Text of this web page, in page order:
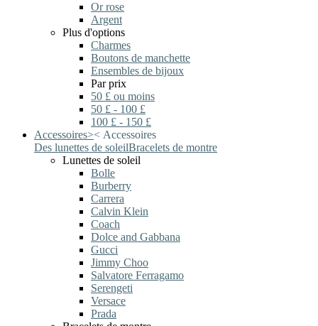
Or rose
Argent
Plus d'options
Charmes
Boutons de manchette
Ensembles de bijoux
Par prix
50 £ ou moins
50 £ - 100 £
100 £ - 150 £
Accessoires>< Accessoires
Des lunettes de soleilBracelets de montre
Lunettes de soleil
Bolle
Burberry
Carrera
Calvin Klein
Coach
Dolce and Gabbana
Gucci
Jimmy Choo
Salvatore Ferragamo
Serengeti
Versace
Prada